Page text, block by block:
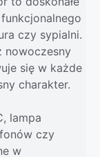
czy sypialni.
nowoczesny
się w każde
charakter.
lampa
czy
w